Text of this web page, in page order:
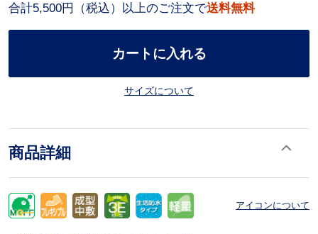
合計5,500円（税込）以上のご注文で送料無料
カートに入れる
サイズについて
商品詳細
アイコンについて